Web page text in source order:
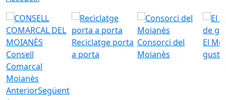
Consell
Comarcal
Moianès
Reciclatge porta
a porta
Consorci del
Moianès
El
gust
AnteriorSegüent